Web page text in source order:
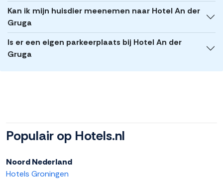
Kan ik mijn huisdier meenemen naar Hotel An der
Gruga
Is er een eigen parkeerplaats bij Hotel An der
Gruga
Populair op Hotels.nl
Noord Nederland
Hotels Groningen